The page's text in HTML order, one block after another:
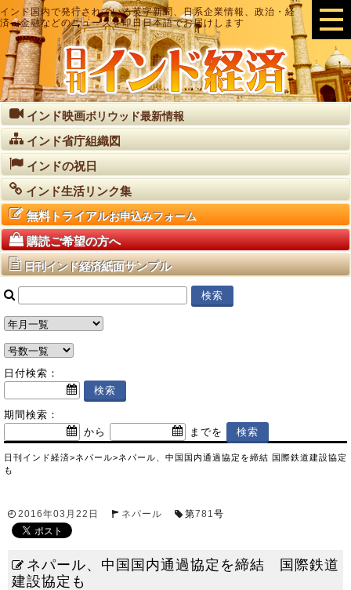
インド国内で発行されている英字新聞、日系企業情報、政治・経
済・金融などのニュースを即日日本語でお届けします
インド映画ボリウッド最新情報
インド省庁組織図
インドの祝日
インド生活リンク集
無料トライアルお申込みフォーム
購読ご希望の方へ
日刊インド経済紙面サンプル
日付検索：
期間検索：
から
までを
日刊インド経済>ネパール>ネパール、中国国内通過協定を締結 国際鉄道建設協定
も
2016年03月22日 ネパール 第781号
ネパール、中国国内通過協定を締結 国際鉄道
建設協定も